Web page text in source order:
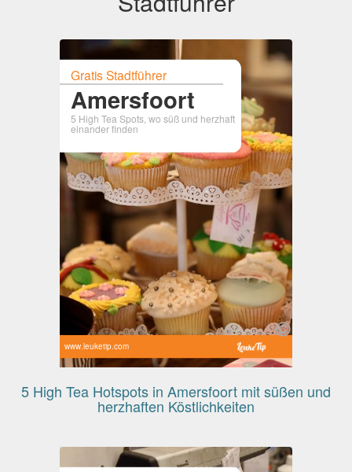
Gratis Stadtführer
Amersfoort
5 High Tea Spots, wo süß und herzhaft
einander finden
www.leuketip.com
5 High Tea Hotspots in Amersfoort mit süßen und
herzhaften Köstlichkeiten